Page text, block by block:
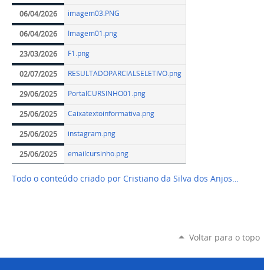
06/04/2026 imagem03.PNG
06/04/2026 Imagem01.png
23/03/2026 F1.png
02/07/2025 RESULTADOPARCIALSELETIVO.png
29/06/2025 PortalCURSINHO01.png
25/06/2025 Caixatextoinformativa.png
25/06/2025 instagram.png
25/06/2025 emailcursinho.png
Todo o conteúdo criado por Cristiano da Silva dos Anjos…
Voltar para o topo